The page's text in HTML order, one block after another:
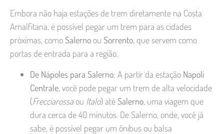
Embora não haja estações de trem diretamente na Costa
Amalfitana, é possível pegar um trem para as cidades
próximas, comoSalerno ou Sorrento, que servem como
portas de entrada para a região.
De Nápoles para Salerno: A partir da estação Napoli
Centrale, você pode pegar um trem de alta velocidade
(Frecciarossa ou Italo) atéSalerno, uma viagem que
dura cerca de 40 minutos. De Salerno, onde, você já
sabe, é possível pegar um ônibus ou balsa